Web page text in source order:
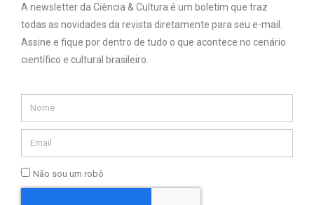
A newsletter da Ciência & Cultura é um boletim que traz
todas as novidades da revista diretamente para seu e-mail.
Assine e fique por dentro de tudo o que acontece no cenário
científico e cultural brasileiro.
Não sou um robô